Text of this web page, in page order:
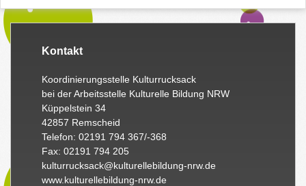
Kontakt
Koordinierungsstelle Kulturrucksack
bei der Arbeitsstelle Kulturelle Bildung NRW
Küppelstein 34
42857 Remscheid
Telefon: 02191 794 367/-368
Fax: 02191 794 205
kulturrucksack@kulturellebildung-nrw.de
www.kulturellebildung-nrw.de